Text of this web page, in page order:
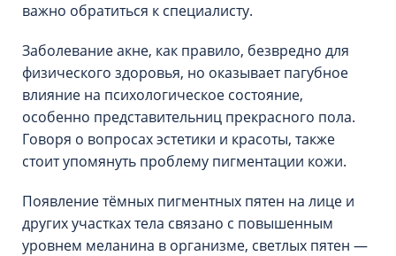
важно обратиться к специалисту.
Заболевание акне, как правило, безвредно для
физического здоровья, но оказывает пагубное
влияние на психологическое состояние,
особенно представительниц прекрасного пола.
Говоря о вопросах эстетики и красоты, также
стоит упомянуть проблему пигментации кожи.
Появление тёмных пигментных пятен на лице и
других участках тела связано с повышенным
уровнем меланина в организме, светлых пятен —